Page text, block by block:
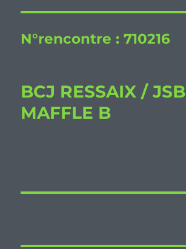
N°rencontre :710216
BCJ RESSAIX / JSB
MAFFLE B